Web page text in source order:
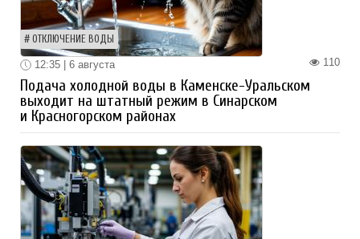
ОТКЛЮЧЕНИЕ ВОДЫ
110
12:35 | 6 августа
Подача холодной воды в Каменске-Уральском
выходит на штатный режим в Синарском
и Красногорском районах